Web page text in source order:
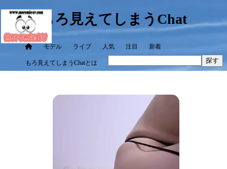
もろ見えてしまうChat
モデル ライブ 人気 注目 新着
もろ見えてしまうChatとは 探す